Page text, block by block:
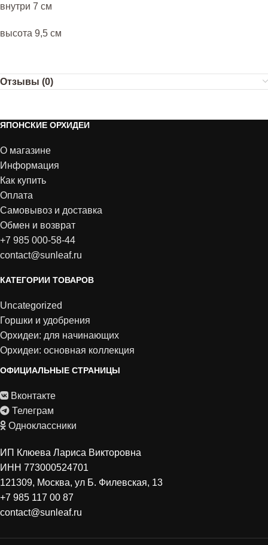
внутри 7 см
высота 9,5 см
Отзывы (0)
ЯПОНСКИЕ ОРХИДЕИ
О магазине
Информация
Как купить
Оплата
Самовывоз и доставка
Обмен и возврат
+7 985 000-58-44
contact@sunleaf.ru
КАТЕГОРИИ ТОВАРОВ
Uncategorized
Горшки и удобрения
Орхидеи: для начинающих
Орхидеи: основная коллекция
ОФИЦИАЛЬНЫЕ СТРАНИЦЫ
Вконтакте
Телеграм
Одноклассники
ИП Клюева Лариса Викторовна
ИНН 773000524701
121309, Москва, ул Б. Филевская, 13
+7 985 117 00 87
contact@sunleaf.ru